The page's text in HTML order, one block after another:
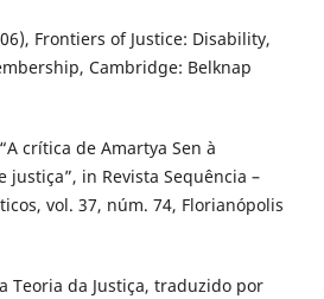
Frontiers of Justice: Disability,
Cambridge: Belknap
crítica de Amartya Sen à
justiça”, in Revista Sequência –
vol. 37, núm. 74, Florianópolis
Teoria da Justiça, traduzido por